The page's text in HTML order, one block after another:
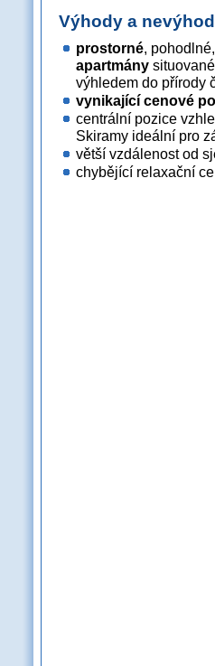
Výhody a
prostorné,
apartmány
výhledem do přírody
vynikající cenové
centrální pozice
Skiramy ideální pro
větší vzdálenost od
chybějící relaxační